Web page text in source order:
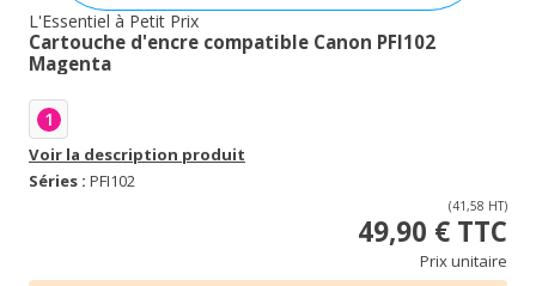
L'Essentiel à Petit Prix
Cartouche d'encre compatible Canon PFI102
Magenta
1
Voir la description produit
Séries : PFI102
(41,58 HT)
49,90 € TTC
Prix unitaire